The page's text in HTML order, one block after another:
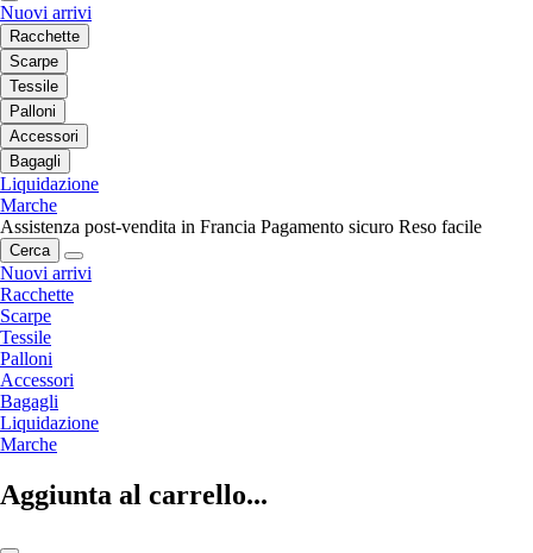
Nuovi arrivi
Racchette
Scarpe
Tessile
Palloni
Accessori
Bagagli
Liquidazione
Marche
Assistenza post-vendita in Francia Pagamento sicuro Reso facile
Cerca
Nuovi arrivi
Racchette
Scarpe
Tessile
Palloni
Accessori
Bagagli
Liquidazione
Marche
Aggiunta al carrello...